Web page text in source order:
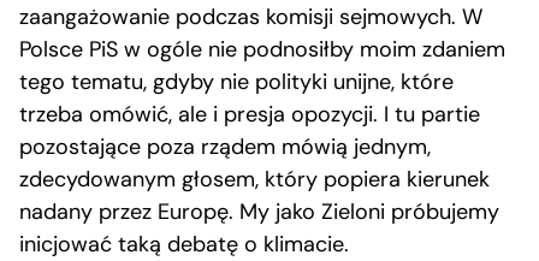
zaangażowanie podczas komisji sejmowych. W
Polsce PiS w ogóle nie podnosiłby moim zdaniem
tego tematu, gdyby nie polityki unijne, które
trzeba omówić, ale i presja opozycji. I tu partie
pozostające poza rządem mówią jednym,
zdecydowanym głosem, który popiera kierunek
nadany przez Europę. My jako Zieloni próbujemy
inicjować taką debatę o klimacie.